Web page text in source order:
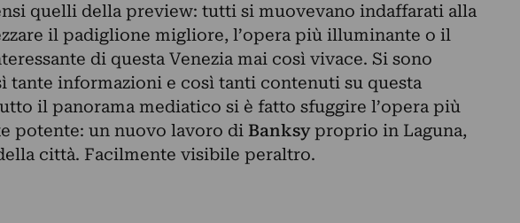
quelli della preview: tutti si muovevano indaffarati alla
il padiglione migliore, l’opera più illuminante o il
di questa Venezia mai così vivace. Si sono
tante informazioni e così tanti contenuti su questa
il panorama mediatico si è fatto sfuggire l’opera più
potente: un nuovo lavoro di Banksyproprio in Laguna,
città. Facilmente visibile peraltro.